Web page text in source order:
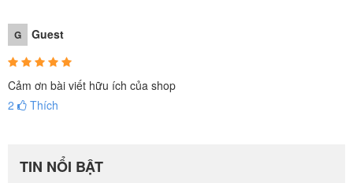
G Guest
Cảm ơn bài viết hữu ích của shop
2
Thích
TIN NỔI BẬT